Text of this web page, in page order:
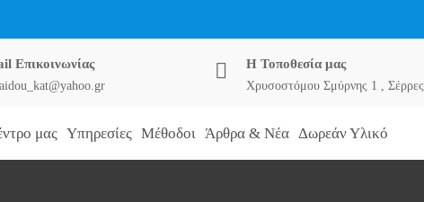
Επικοινωνίας Η Τοποθεσία μας
Χρυσοστόμου Σμύρνης 1 , Σέρρες
μας Υπηρεσίες Μέθοδοι Άρθρα & Νέα Δωρεάν Υλικό